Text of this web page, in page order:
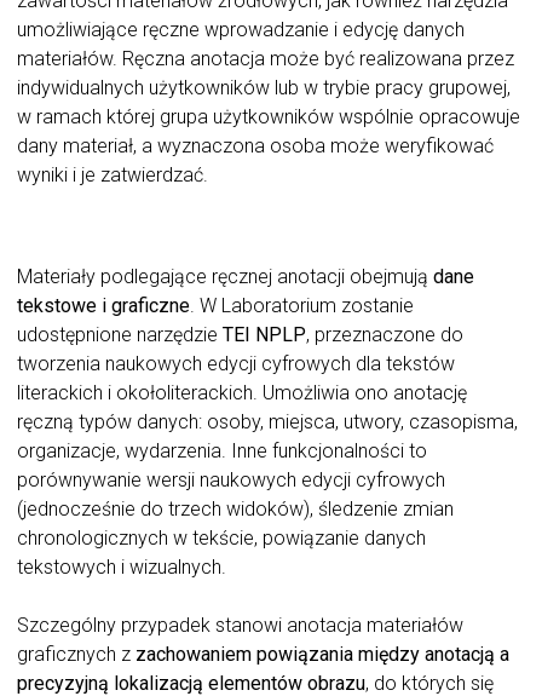
umożliwiające ręczne wprowadzanie i edycję danych
materiałów. Ręczna anotacja może być realizowana przez
indywidualnych użytkowników lub w trybie pracy grupowej,
w ramach której grupa użytkowników wspólnie opracowuje
dany materiał, a wyznaczona osoba może weryfikować
wyniki i je zatwierdzać.
Materiały podlegające ręcznej anotacji obejmują dane
tekstowe i graficzne. W Laboratorium zostanie
udostępnione narzędzie TEI NPLP, przeznaczone do
tworzenia naukowych edycji cyfrowych dla tekstów
literackich i okołoliterackich. Umożliwia ono anotację
ręczną typów danych: osoby, miejsca, utwory, czasopisma,
organizacje, wydarzenia. Inne funkcjonalności to
porównywanie wersji naukowych edycji cyfrowych
(jednocześnie do trzech widoków), śledzenie zmian
chronologicznych w tekście, powiązanie danych
tekstowych i wizualnych.
Szczególny przypadek stanowi anotacja materiałów
graficznych z zachowaniem powiązania między anotacją a
precyzyjną lokalizacją elementów obrazu, do których się